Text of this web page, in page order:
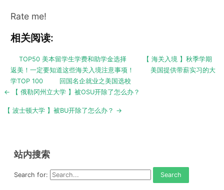
Rate me!
相关阅读:
TOP50 美本留学生学费和助学金选择
【 海关入境 】秋季学期
返美！一定要知道这些海关入境注意事项！
美国提供带薪实习的大
学TOP 100
回国名企就业之美国选校
Post
← 【 俄勒冈州立大学 】被OSU开除了怎么办？
【 波士顿大学 】被BU开除了怎么办？ →
站内搜索
Search for: